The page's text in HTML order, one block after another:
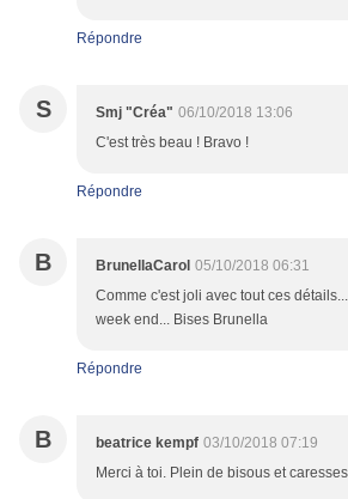
Répondre
S Smj "Créa" 06/10/2018 13:06
C'est très beau ! Bravo !
Répondre
B BrunellaCarol 05/10/2018 06:31
Comme c'est joli avec tout ces
week end... Bises Brunella
Répondre
B beatrice kempf 03/10/2018 07:19
Merci à toi. Plein de bisous et